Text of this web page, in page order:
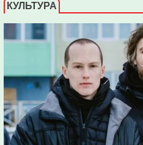
КУЛЬТУРА